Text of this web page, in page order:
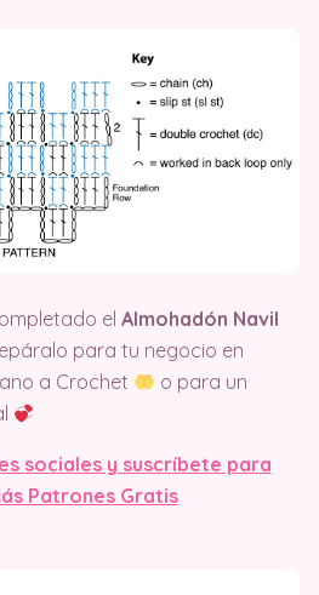
elAlmohadón Navil
para tu negocio en
a Crochet
o para un
sociales y suscríbete para
Patrones Gratis